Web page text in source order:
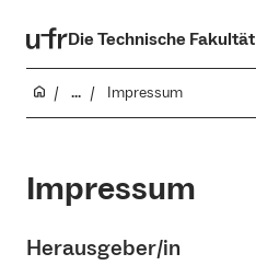
Die Technische Fakultät
... Impressum
Impressum
Herausgeber/in